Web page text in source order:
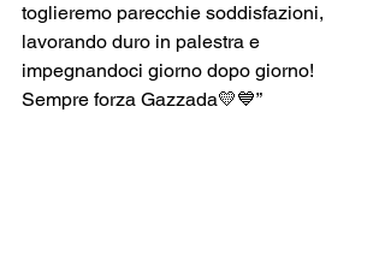
toglieremo parecchie soddisfazioni,
lavorando duro in palestra e
impegnandoci giorno dopo giorno!
Sempre forza Gazzada💛💙”